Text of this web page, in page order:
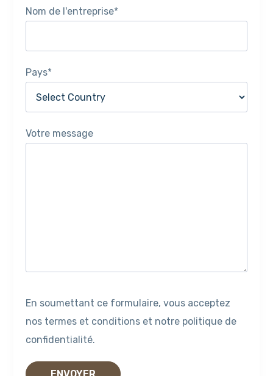
Nom de l'entreprise*
Pays*
Votre message
En soumettant ce formulaire, vous acceptez
nos termes et conditions et notre politique de
confidentialité.